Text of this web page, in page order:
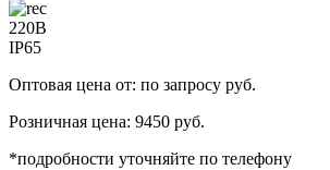
220В
IP65
Оптовая цена от: по запросу руб.
Розничная цена: 9450 руб.
*подробности уточняйте по телефону